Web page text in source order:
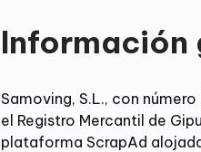
Información
Samoving, S.L., con
el Registro Mercantil de
plataforma ScrapAd